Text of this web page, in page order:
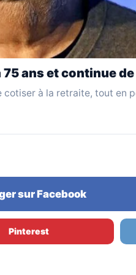
ans et continue
à la retraite, tout en
sur Facebook
Pinterest